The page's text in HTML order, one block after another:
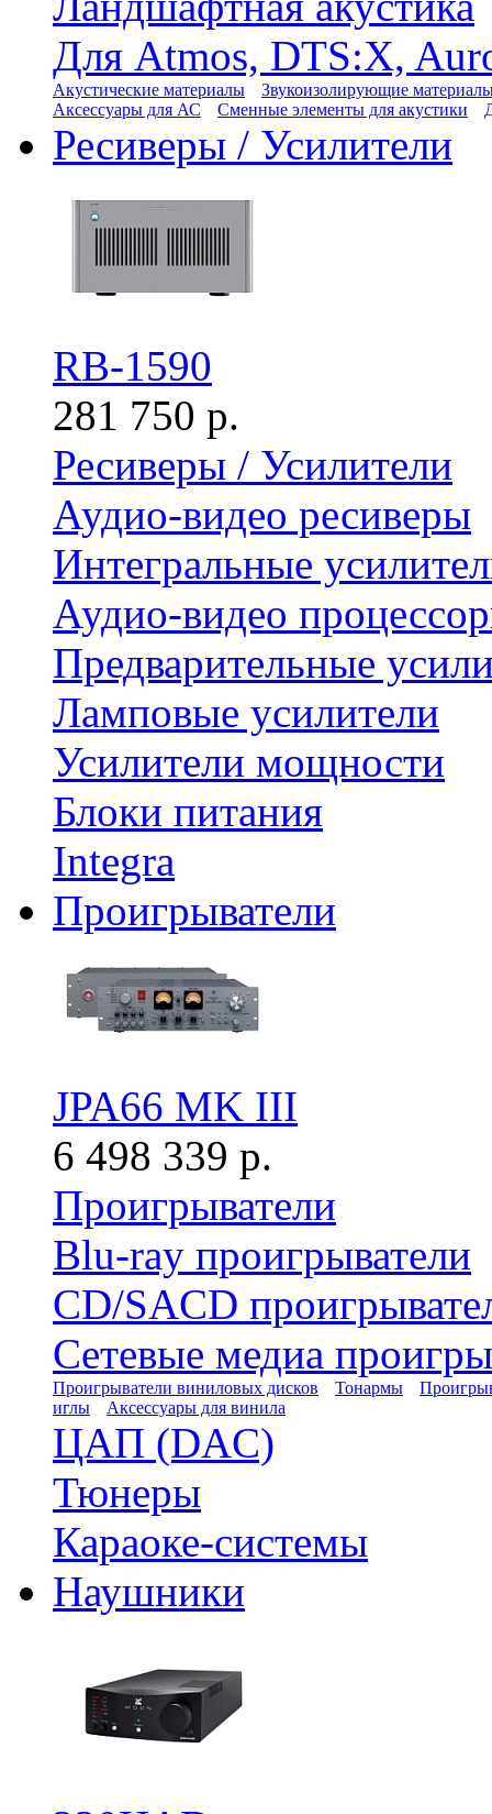
Для Atmos, DTS:X,
Акустические материалы
Звукоизолирующие
Аксессуары для АС
Сменные элементы для акустики
Ресиверы / Усилители
RB-1590
281 750 р.
Ресиверы / Усилители
Аудио-видео ресиверы
Интегральные
Аудио-видео
Предварительные
Ламповые усилители
Усилители мощности
Блоки питания
Integra
Проигрыватели
JPA66 MK III
6 498 339 р.
Проигрыватели
Blu-ray проигрыватели
CD/SACD
Сетевые медиа
Проигрыватели виниловых дисков Тонармы
иглы
Аксессуары для винила
ЦАП (DAC)
Тюнеры
Караоке-системы
Наушники